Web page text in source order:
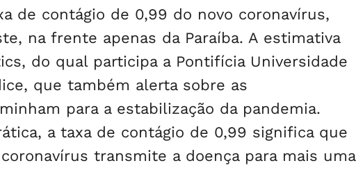
de contágio de 0,99 do novo coronavírus,
na frente apenas da Paraíba. A estimativa
do qual participa a Pontifícia Universidade
que também alerta sobre as
para a estabilização da pandemia.
a taxa de contágio de 0,99 significa que
transmite a doença para mais uma